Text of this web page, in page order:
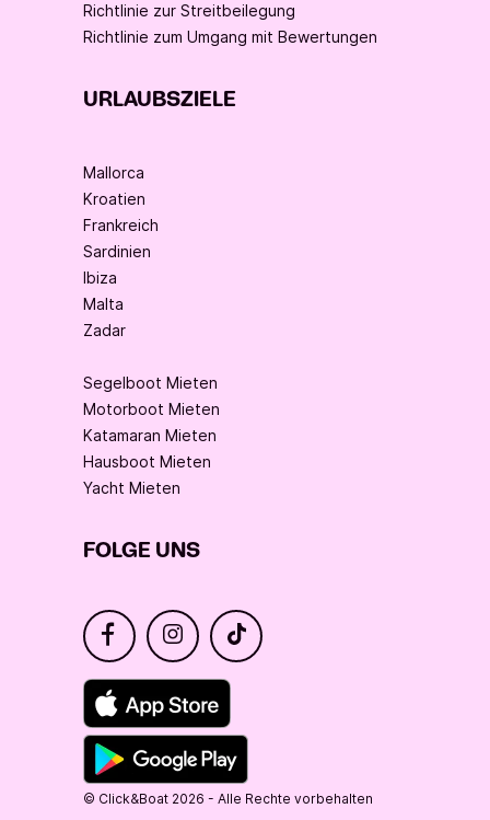
Richtlinie zur Streitbeilegung
Richtlinie zum Umgang mit Bewertungen
URLAUBSZIELE
Mallorca
Kroatien
Frankreich
Sardinien
Ibiza
Malta
Zadar
Segelboot Mieten
Motorboot Mieten
Katamaran Mieten
Hausboot Mieten
Yacht Mieten
FOLGE UNS
© Click&Boat 2026 - Alle Rechte vorbehalten